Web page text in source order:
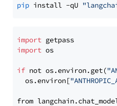
pip install -qU
import
import os
if not os.environ.get(
  os.environ[
from